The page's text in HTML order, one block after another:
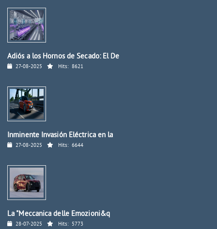
Adiós a los Hornos de Secado: El De
27-08-2025 Hits: 8621
Inminente Invasión Eléctrica en la
27-08-2025 Hits: 6644
La "Meccanica delle Emozioni&q
28-07-2025 Hits: 5773